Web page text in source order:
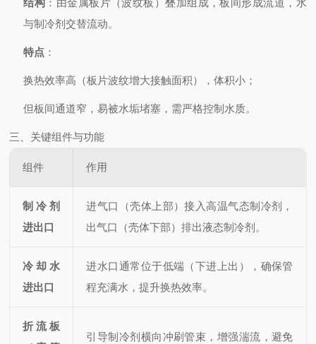
结构 ：由金属板片（波纹板）叠加组成，板间形成流道，水
与制冷剂交替流动。
特点 ：
换热效率高（板片波纹增大接触面积），体积小；
但板间通道窄，易被水垢堵塞，需严格控制水质。
三、关键组件与功能
组件 作用
制冷剂
进出口
进气口（壳体上部）接入高温气态制冷剂，
出气口（壳体下部）排出液态制冷剂。
冷却水
进出口
进水口通常位于低端（下进上出），确保管
程充满水，提升换热效率。
折流板
引导制冷剂横向冲刷管束，增强湍流，避免